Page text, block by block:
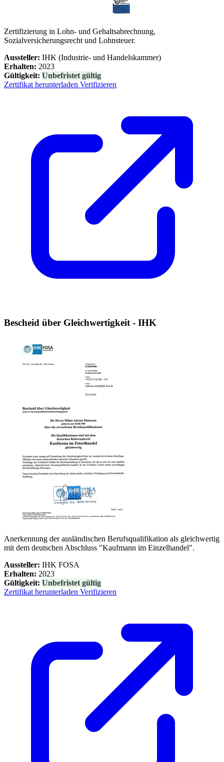
Zertifizierung in Lohn- und Gehaltsabrechnung,
Sozialversicherungsrecht und Lohnsteuer.
Aussteller: IHK (Industrie- und Handelskammer)
Erhalten: 2023
Gültigkeit: Unbefristet gültig
Zertifikat herunterladen Verifizieren
Bescheid über Gleichwertigkeit - IHK
Anerkennung der ausländischen Berufsqualifikation als gleichwertig
mit dem deutschen Abschluss "Kaufmann im Einzelhandel".
Aussteller: IHK FOSA
Erhalten: 2023
Gültigkeit: Unbefristet gültig
Zertifikat herunterladen Verifizieren